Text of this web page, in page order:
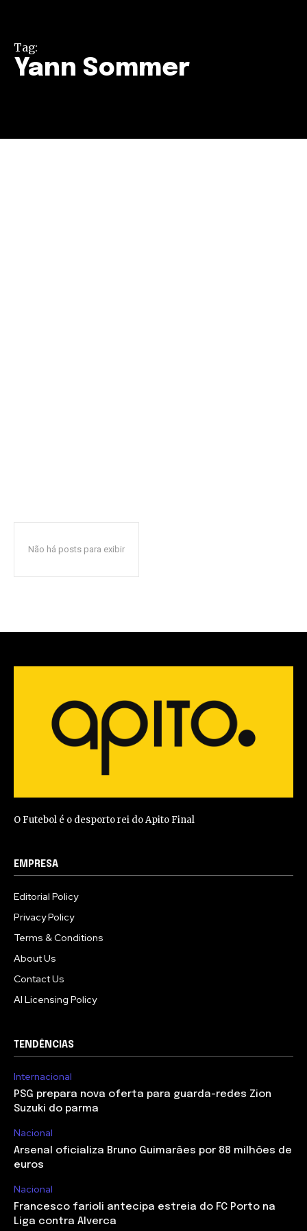
Tag:
Yann Sommer
Não há posts para exibir
O Futebol é o desporto rei do Apito Final
EMPRESA
Editorial Policy
Privacy Policy
Terms & Conditions
About Us
Contact Us
AI Licensing Policy
TENDÊNCIAS
Internacional
PSG prepara nova oferta para guarda-redes Zion
Suzuki do parma
Nacional
Arsenal oficializa Bruno Guimarães por 88 milhões de
euros
Nacional
Francesco farioli antecipa estreia do FC Porto na
Liga contra Alverca